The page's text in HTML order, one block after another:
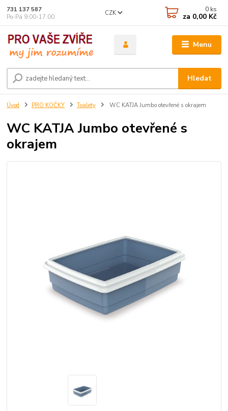
Menu
CZK
Hledat
731 137 587
Po-Pá 9:00-17:00
0 ks
za 0,00 Kč
Úvod PRO KOČKY Toalety WC KATJA Jumbo otevřené s okrajem
WC KATJA Jumbo otevřené s
okrajem